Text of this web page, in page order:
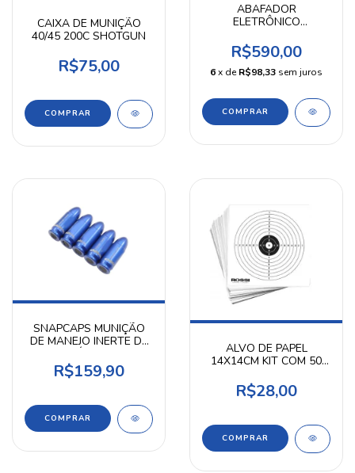
CAIXA DE MUNIÇÃO
40/45 200C SHOTGUN
R$75,00
COMPRAR
ABAFADOR
ELETRÔNICO
TIRO ESPORTIVO Z037
ZTAC
R$590,00
6x deR$98,33 sem juros
SNAPCAPS MUNIÇÃO
DE MANEJO INERTE DE
R$159,90
COMPRAR
ALVO DE PAPEL
14X14CM KIT COM 50
R$28,00